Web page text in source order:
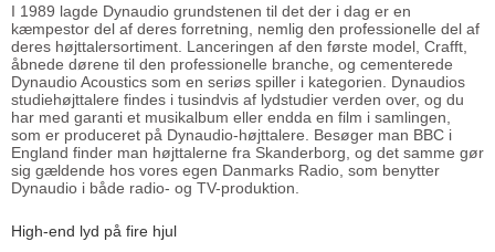
I 1989 lagde Dynaudio grundstenen til det der i dag er en
kæmpestor del af deres forretning, nemlig den professionelle del af
deres højttalersortiment. Lanceringen af den første model, Crafft,
åbnede dørene til den professionelle branche, og cementerede
Dynaudio Acoustics som en seriøs spiller i kategorien. Dynaudios
studiehøjttalere findes i tusindvis af lydstudier verden over, og du
har med garanti et musikalbum eller endda en film i samlingen,
som er produceret på Dynaudio-højttalere. Besøger man BBC i
England finder man højttalerne fra Skanderborg, og det samme gør
sig gældende hos vores egen Danmarks Radio, som benytter
Dynaudio i både radio- og TV-produktion.
High-end lyd på fire hjul